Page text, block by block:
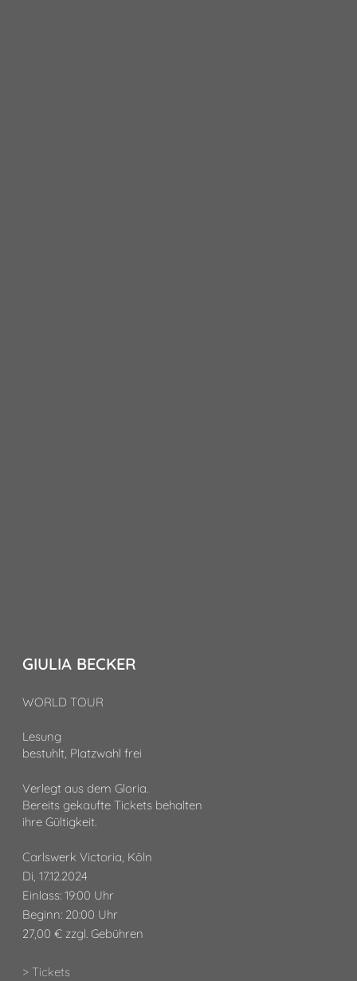
GIULIA BECKER
WORLD TOUR
Lesung
bestuhlt, Platzwahl frei
Verlegt aus dem Gloria.
Bereits gekaufte Tickets behalten
ihre Gültigkeit.
Carlswerk Victoria, Köln
Di, 17.12.2024
Einlass: 19:00 Uhr
Beginn: 20:00 Uhr
27,00 € zzgl. Gebühren
> Tickets